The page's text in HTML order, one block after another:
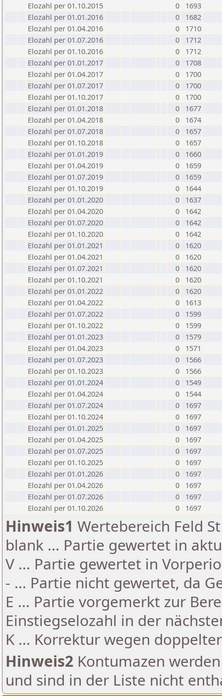
Elozahl per 01.10.2015
0
1693
Elozahl per 01.01.2016
0
1682
Elozahl per 01.04.2016
0
1710
Elozahl per 01.07.2016
0
1712
Elozahl per 01.10.2016
0
1712
Elozahl per 01.01.2017
0
1708
Elozahl per 01.04.2017
0
1700
Elozahl per 01.07.2017
0
1700
Elozahl per 01.10.2017
0
1700
Elozahl per 01.01.2018
0
1677
Elozahl per 01.04.2018
0
1674
Elozahl per 01.07.2018
0
1657
Elozahl per 01.10.2018
0
1657
Elozahl per 01.01.2019
0
1660
Elozahl per 01.04.2019
0
1659
Elozahl per 01.07.2019
0
1659
Elozahl per 01.10.2019
0
1644
Elozahl per 01.01.2020
0
1637
Elozahl per 01.04.2020
0
1642
Elozahl per 01.07.2020
0
1642
Elozahl per 01.10.2020
0
1642
Elozahl per 01.01.2021
0
1620
Elozahl per 01.04.2021
0
1620
Elozahl per 01.07.2021
0
1620
Elozahl per 01.10.2021
0
1620
Elozahl per 01.01.2022
0
1620
Elozahl per 01.04.2022
0
1613
Elozahl per 01.07.2022
0
1599
Elozahl per 01.10.2022
0
1599
Elozahl per 01.01.2023
0
1579
Elozahl per 01.04.2023
0
1571
Elozahl per 01.07.2023
0
1566
Elozahl per 01.10.2023
0
1566
Elozahl per 01.01.2024
0
1549
Elozahl per 01.04.2024
0
1544
Elozahl per 01.07.2024
0
1697
Elozahl per 01.10.2024
0
1697
Elozahl per 01.01.2025
0
1697
Elozahl per 01.04.2025
0
1697
Elozahl per 01.07.2025
0
1697
Elozahl per 01.10.2025
0
1697
Elozahl per 01.01.2026
0
1697
Elozahl per 01.04.2026
0
1697
Elozahl per 01.07.2026
0
1697
Elozahl per 01.10.2026
0 1697
Hinweis1 Wertebereich Feld
blank ... Partie gewertet in
V ... Partie gewertet in
- ... Partie nicht gewertet, da
E ... Partie vorgemerkt zur
Einstiegselozahl in der
K ... Korrektur wegen
Hinweis2 Kontumazen
und sind in der Liste nicht